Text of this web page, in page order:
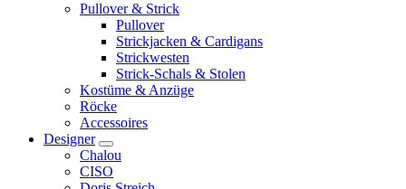
Pullover & Strick
Pullover
Strickjacken & Cardigans
Strickwesten
Strick-Schals & Stolen
Kostüme & Anzüge
Röcke
Accessoires
Designer
Chalou
CISO